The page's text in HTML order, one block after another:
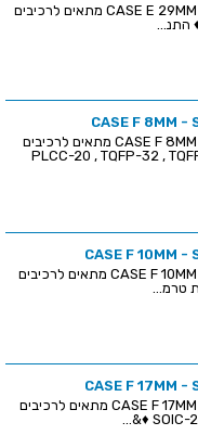
גוף קירור לרכיבים CASE E 29MM - SMD מתאים לרכיבים
גוף קירור לרכיבים CASE F 8MM - SMD מתאים לרכיבים
: PLCC-20 , TQFP-32 ,
גוף קירור לרכיבים CASE F 10MM - SMD מתאים לרכיבים
גוף קירור לרכיבים CASE F 17MM - SMD מתאים לרכיבים